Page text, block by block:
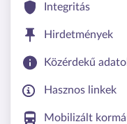
Integritás
Hirdetmények
Közérdekű
Hasznos linkek
Mobilizált